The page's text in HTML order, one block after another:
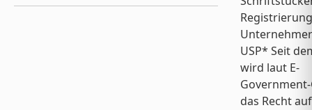
USP* Seit
wird laut E-
das Recht